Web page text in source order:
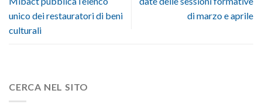
unico dei restauratori di beni
culturali
di marzo e aprile
CERCA NEL SITO